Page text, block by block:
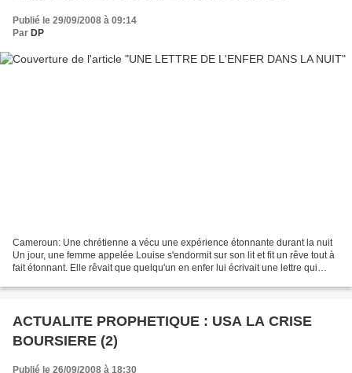
Publié le 29/09/2008 à 09:14
Par DP
Cameroun: Une chrétienne a vécu une expérience étonnante durant la nuit
Un jour, une femme appelée Louise s'endormit sur son lit et fit un rêve tout à
fait étonnant. Elle rêvait que quelqu'un en enfer lui écrivait une lettre qui
ACTUALITE PROPHETIQUE : USA LA CRISE
BOURSIERE (2)
Publié le 26/09/2008 à 18:30